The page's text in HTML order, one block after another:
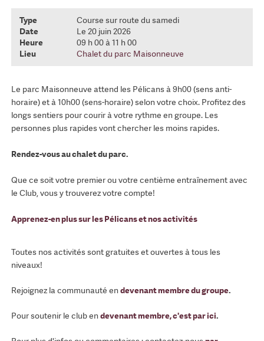
Type
Course sur route du samedi
Date
Le 20 juin 2026
Heure
09 h 00 à 11 h 00
Lieu
Chalet du parc Maisonneuve
Le parc Maisonneuve attend les Pélicans à 9h00 (sens anti-
horaire) et à 10h00 (sens-horaire) selon votre choix. Profitez des
longs sentiers pour courir à votre rythme en groupe. Les
personnes plus rapides vont chercher les moins rapides.
Rendez-vous au chalet du parc.
Que ce soit votre premier ou votre centième entraînement avec
le Club, vous y trouverez votre compte!
Apprenez-en plus sur les Pélicans et nos activités
Toutes nos activités sont gratuites et ouvertes à tous les
niveaux!
Rejoignez la communauté endevenant membre du groupe.
Pour soutenir le club endevenant membre, c'est par ici.